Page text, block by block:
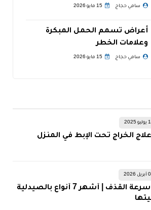
سامي حجاج 15 مايو 2026
أعراض تسمم الحمل المبكرة
وعلامات الخطر
سامي حجاج 15 مايو 2026
2025
الخراج تحت الإبط في المنزل
2026
أدوية سرعة القذف | أشهر 7 أنواع بالصيدلية